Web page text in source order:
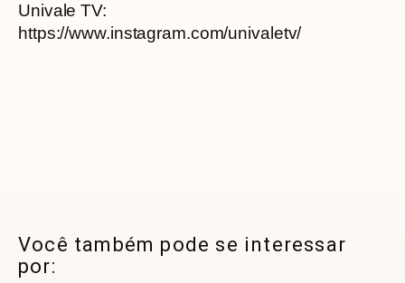
Univale TV:
https://www.instagram.com/univaletv/
Você também pode se interessar
por: